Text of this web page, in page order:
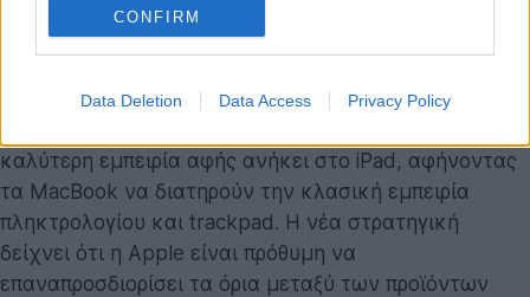
CONFIRM
Data Deletion Data Access Privacy Policy
ακόμη οριστικοποιηθεί.
MacBook ενδέχεται να αλλάξει τις ισορροπίες στην
καλύτερη εμπειρία αφής ανήκει στο iPad, αφήνοντας
τα MacBook να διατηρούν την κλασική εμπειρία
πληκτρολογίου και trackpad. Η νέα στρατηγική
δείχνει ότι η Apple είναι πρόθυμη να
επαναπροσδιορίσει τα όρια μεταξύ των προϊόντων